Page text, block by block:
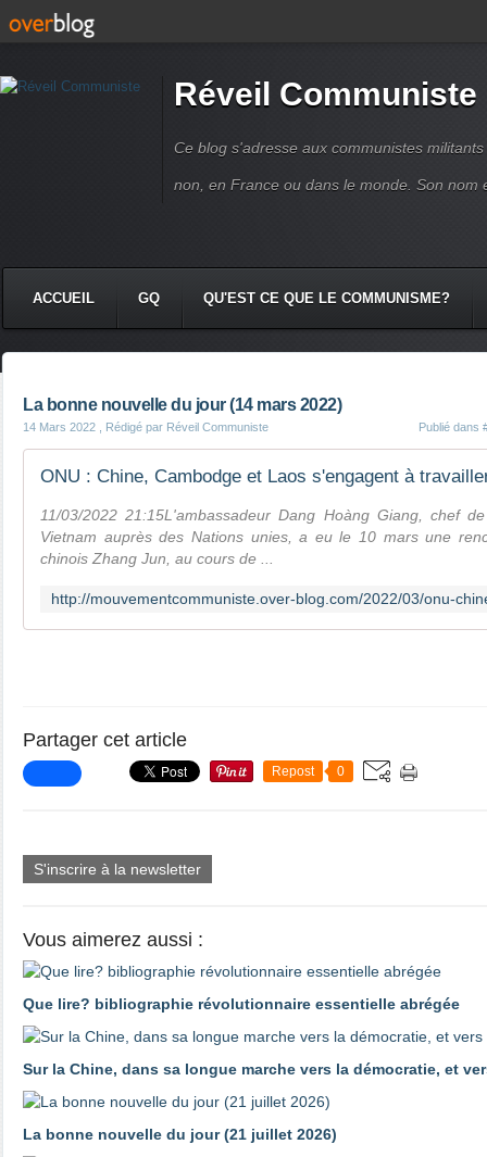
Réveil Communiste
Ce blog s'adresse aux communistes
non, en France ou dans le monde. Son nom
ACCUEIL GQ QU'EST CE QUE LE COMMUNISME?
La bonne nouvelle du jour (14 mars 2022)
14 Mars 2022 , Rédigé par Réveil Communiste Publié dans
11/03/2022 21:15L'ambassadeur Dang Hoàng Giang, chef
Vietnam auprès des Nations unies, a eu le 10 mars une
chinois Zhang Jun, au cours de ...
Partager cet article
Repost 0
S'inscrire à la newsletter
Vous aimerez aussi :
Que lire? bibliographie révolutionnaire essentielle abrégée
Sur la Chine, dans sa longue marche vers la démocratie, et
La bonne nouvelle du jour (21 juillet 2026)